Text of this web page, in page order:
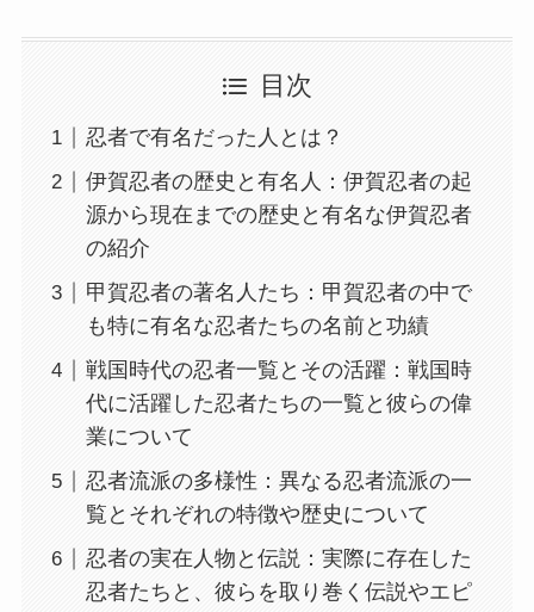
目次
忍者で有名だった人とは？
伊賀忍者の歴史と有名人：伊賀忍者の起
源から現在までの歴史と有名な伊賀忍者
の紹介
甲賀忍者の著名人たち：甲賀忍者の中で
も特に有名な忍者たちの名前と功績
戦国時代の忍者一覧とその活躍：戦国時
代に活躍した忍者たちの一覧と彼らの偉
業について
忍者流派の多様性：異なる忍者流派の一
覧とそれぞれの特徴や歴史について
忍者の実在人物と伝説：実際に存在した
忍者たちと、彼らを取り巻く伝説やエピ